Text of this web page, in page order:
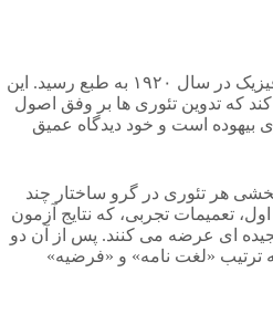
کتاب جلیل کمبل به نام اجزای فیزیک در سال ۱۹۲۰ به طبع رسید. این
که تدوین تئوری ها بر وفق اصول
است و خود دیدگاه عمیق
هر تئوری در گرو ساختار چند
تعمیمات تجربی، که نتایج آزمون
ای عرضه می کنند. پس از آن دو
ترتیب «لغت نامه» و «فرضیه»